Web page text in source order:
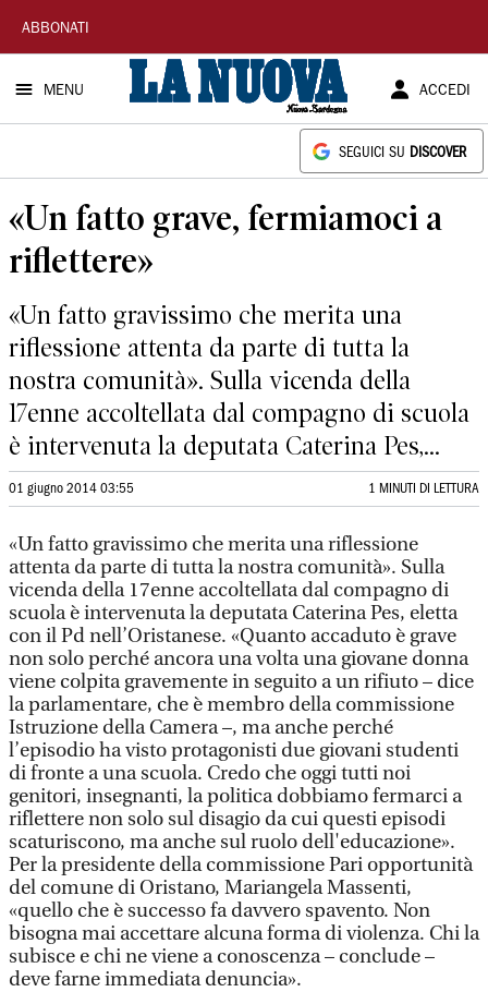
La
Nuova
Sardegna
ABBONATI
MENU ACCEDI
SEGUICI SU DISCOVER
«Un fatto grave, fermiamoci a
riflettere»
«Un fatto gravissimo che merita una
riflessione attenta da parte di tutta la
nostra comunità». Sulla vicenda della
17enne accoltellata dal compagno di scuola
è intervenuta la deputata Caterina Pes,...
01 giugno 2014 03:55 1 MINUTI DI LETTURA
«Un fatto gravissimo che merita una riflessione
attenta da parte di tutta la nostra comunità». Sulla
vicenda della 17enne accoltellata dal compagno di
scuola è intervenuta la deputata Caterina Pes, eletta
con il Pd nell’Oristanese. «Quanto accaduto è grave
non solo perché ancora una volta una giovane donna
viene colpita gravemente in seguito a un rifiuto – dice
la parlamentare, che è membro della commissione
Istruzione della Camera –, ma anche perché
l’episodio ha visto protagonisti due giovani studenti
di fronte a una scuola. Credo che oggi tutti noi
genitori, insegnanti, la politica dobbiamo fermarci a
riflettere non solo sul disagio da cui questi episodi
scaturiscono, ma anche sul ruolo dell'educazione».
Per la presidente della commissione Pari opportunità
del comune di Oristano, Mariangela Massenti,
«quello che è successo fa davvero spavento. Non
bisogna mai accettare alcuna forma di violenza. Chi la
subisce e chi ne viene a conoscenza – conclude –
deve farne immediata denuncia».